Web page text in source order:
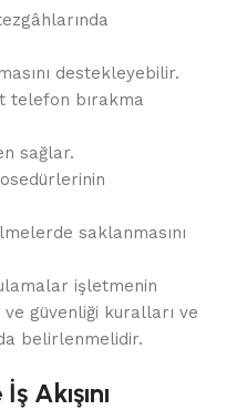
destekleyebilir.
telefon bırakma
sağlar.
saklanmasını
işletmenin
ve güvenliği kuralları ve
belirlenmelidir.
Akışını